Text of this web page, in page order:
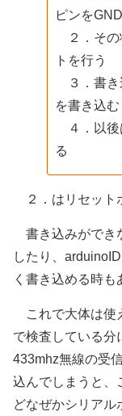
ピンを
２．その
トを行う
３．書き
を書き込む
４．以後
る
２．はリセット
書き込みができ
したり、
く書き込める時も
これで大体は使
で検査している分
433mhz無線の受
込んでしまうと、
どなぜかシリアル